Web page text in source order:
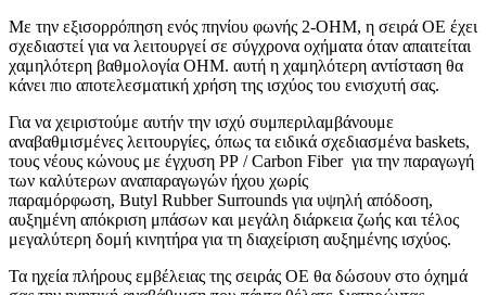
Με την εξισορρόπηση ενός πηνίου φωνής 2-OHM, η σειρά OE έχει
σχεδιαστεί για να λειτουργεί σε σύγχρονα οχήματα όταν απαιτείται
χαμηλότερη βαθμολογία OHM. αυτή η χαμηλότερη αντίσταση θα
κάνει πιο αποτελεσματική χρήση της ισχύος του ενισχυτή σας.
Για να χειριστούμε αυτήν την ισχύ συμπεριλαμβάνουμε
αναβαθμισμένες λειτουργίες, όπως τα ειδικά σχεδιασμένα baskets,
τους νέους κώνους με έγχυση PP / Carbon Fiber για την παραγωγή
των καλύτερων αναπαραγωγών ήχου χωρίς
παραμόρφωση, Butyl Rubber Surrounds για υψηλή απόδοση,
αυξημένη απόκριση μπάσων και μεγάλη διάρκεια ζωής και τέλος
μεγαλύτερη δομή κινητήρα για τη διαχείριση αυξημένης ισχύος.
Τα ηχεία πλήρους εμβέλειας της σειράς OE θα δώσουν στο όχημά